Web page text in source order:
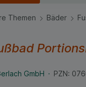
Themen Bäder
GmbH PZN: